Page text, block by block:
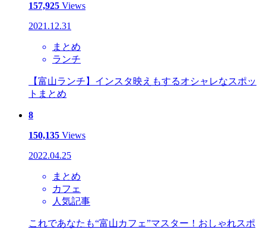
157,925 Views
2021.12.31
まとめ
ランチ
【富山ランチ】インスタ映えもするオシャレなスポッ
トまとめ
8
150,135 Views
2022.04.25
まとめ
カフェ
人気記事
これであなたも“富山カフェ”マスター！おしゃれスポ